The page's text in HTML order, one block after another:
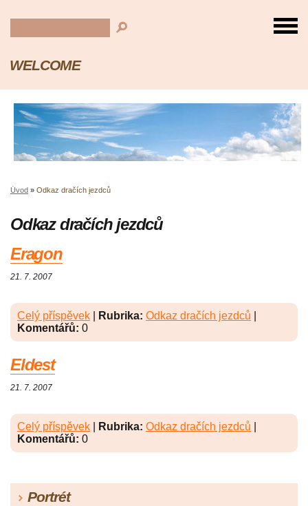
WELCOME
Úvod » Odkaz dračích jezdců
Odkaz dračích jezdců
Eragon
21. 7. 2007
Celý příspěvek Rubrika: Odkaz dračích jezdců
Komentářů: 0
Eldest
21. 7. 2007
Celý příspěvek Rubrika: Odkaz dračích jezdců
Komentářů: 0
Portrét